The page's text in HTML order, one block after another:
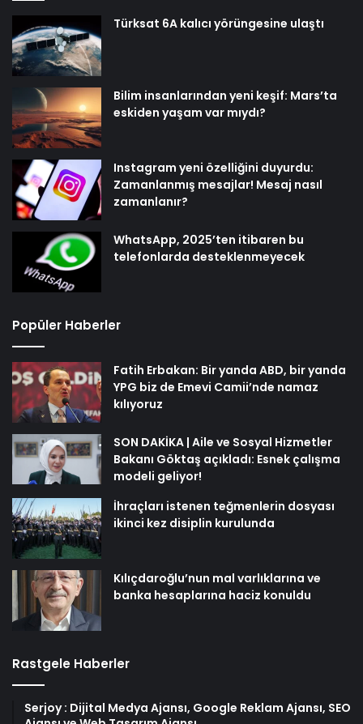
Türksat 6A kalıcı yörüngesine ulaştı
Bilim insanlarından yeni keşif: Mars’ta
eskiden yaşam var mıydı?
Instagram yeni özelliğini duyurdu:
Zamanlanmış mesajlar! Mesaj nasıl
zamanlanır?
WhatsApp, 2025’ten itibaren bu
telefonlarda desteklenmeyecek
Popüler Haberler
Fatih Erbakan: Bir yanda ABD, bir yanda
YPG biz de Emevi Camii’nde namaz
kılıyoruz
SON DAKİKA | Aile ve Sosyal Hizmetler
Bakanı Göktaş açıkladı: Esnek çalışma
modeli geliyor!
İhraçları istenen teğmenlerin dosyası
ikinci kez disiplin kurulunda
Kılıçdaroğlu’nun mal varlıklarına ve
banka hesaplarına haciz konuldu
Rastgele Haberler
Serjoy : Dijital Medya Ajansı, Google Reklam Ajansı, SEO